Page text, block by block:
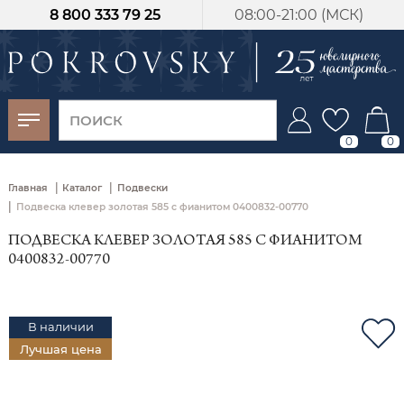
08:00-21:00 (МСК)
8 800 333 79 25
0 0
Главная | Каталог | Подвески
| Подвеска клевер золотая 585 с фианитом 0400832-00770
ПОДВЕСКА КЛЕВЕР ЗОЛОТАЯ 585 С ФИАНИТОМ
0400832-00770
В наличии
Лучшая цена
-30%
от 15 дней с
момента оплаты